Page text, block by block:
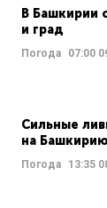
В Башкирии
и град
Погода 07:00
Сильные
на Башкирию
Погода 13:35